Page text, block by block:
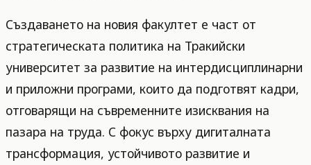
Създаването на новия факултет е част от
стратегическата политика на Тракийски
университет за развитие на интердисциплинарни
и приложни програми, които да подготвят кадри,
отговарящи на съвременните изисквания на
пазара на труда. С фокус върху дигиталната
трансформация, устойчивото развитие и